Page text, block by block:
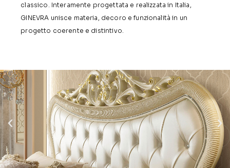
classico. Interamente progettata e realizzata in Italia,
GINEVRA unisce materia, decoro e funzionalità in un
progetto coerente e distintivo.